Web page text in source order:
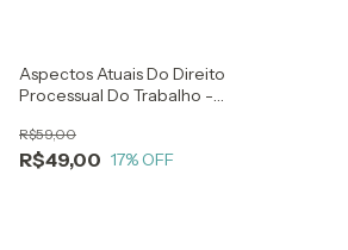
Aspectos Atuais Do Direito
Processual Do Trabalho -
Trabalhista Lei 13.467/17 E In 41
De 2018 Do Tst
R$49,00
R$59,00
17% OFF